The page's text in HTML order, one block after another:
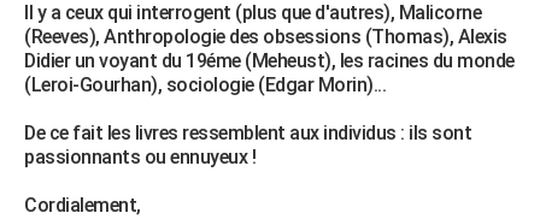
Il y a ceux qui interrogent (plus que d'autres), Malicorne
(Reeves), Anthropologie des obsessions (Thomas), Alexis
Didier un voyant du 19éme (Meheust), les racines du monde
(Leroi-Gourhan), sociologie (Edgar Morin)...
De ce fait les livres ressemblent aux individus : ils sont
passionnants ou ennuyeux !
Cordialement,